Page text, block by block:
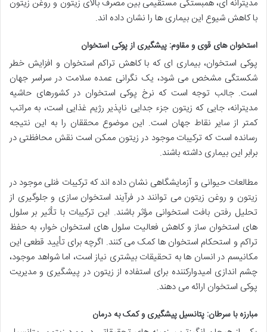
مدیترانه ای، همبستگی مستقیمی بین مصرف بالای زیتون و روغن زیتون
با کاهش شیوع این بیماری ها را نشان داده اند.
استخوان های قوی و مقاوم: پیشگیری از پوکی استخوان
پوکی استخوان، بیماری ای که با کاهش تراکم استخوان و افزایش خطر
شکستگی مشخص می شود، یک نگرانی عمده سلامت در سراسر جهان
است. جالب توجه است که نرخ پوکی استخوان در کشورهای حاشیه
مدیترانه، جایی که زیتون جزء جدایی ناپذیر رژیم غذایی است، به مراتب
کمتر از سایر نقاط جهان است. این موضوع محققان را به این نتیجه
رسانده است که ترکیبات موجود در زیتون ممکن است نقش محافظتی در
برابر این بیماری داشته باشند.
مطالعات حیوانی و آزمایشگاهی نشان داده اند که ترکیبات فنلی موجود در
زیتون و روغن زیتون می توانند در فرآیند استخوان سازی و جلوگیری از
تحلیل رفتن بافت استخوانی مؤثر باشند. این ترکیبات با تأثیر بر سلول
های استخوان ساز و کاهش فعالیت سلول های استخوان خوار، به حفظ
تراکم و استحکام استخوان ها کمک می کنند. اگرچه برای تأیید قطعی این
مکانیسم در انسان ها به تحقیقات بیشتری نیاز است، اما شواهد موجود،
چشم اندازی امیدوارکننده برای استفاده از زیتون در پیشگیری و مدیریت
پوکی استخوان ارائه می دهند.
مبارزه با سرطان: پتانسیل پیشگیری و کمک به درمان